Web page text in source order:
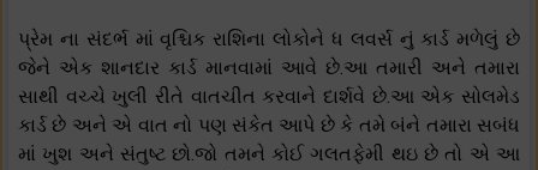
પ્રેમ ના સંદર્ભ માં વૃશ્ચિક રાશિના લોકોને ધ લવર્સ નું કાર્ડ મળેલું છે
જેને એક શાનદાર કાર્ડ માનવામાં આવે છે.આ તમારી અને તમારા
સાથી વચ્ચે ખુલી રીતે વાતચીત કરવાને દાર્શવે છે.આ એક સોલમેડ
કાર્ડ છે અને એ વાત નો પણ સંકેત આપે છે કે તમે બંને તમારા સબંધ
માં ખુશ અને સંતુષ્ટ છો.જો તમને કોઈ ગલતફેમી થઇ છે તો એ આ